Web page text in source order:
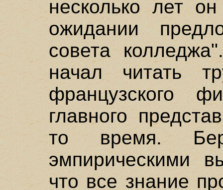
несколько лет
ожидании
совета
начал читать
французского
главного
то время.
эмпирическими
что все знание